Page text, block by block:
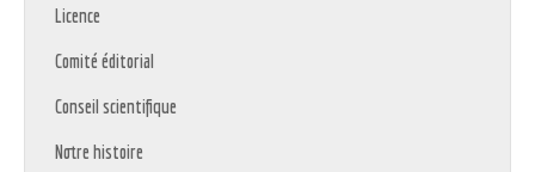
Licence
Comité éditorial
Conseil scientifique
Notre histoire